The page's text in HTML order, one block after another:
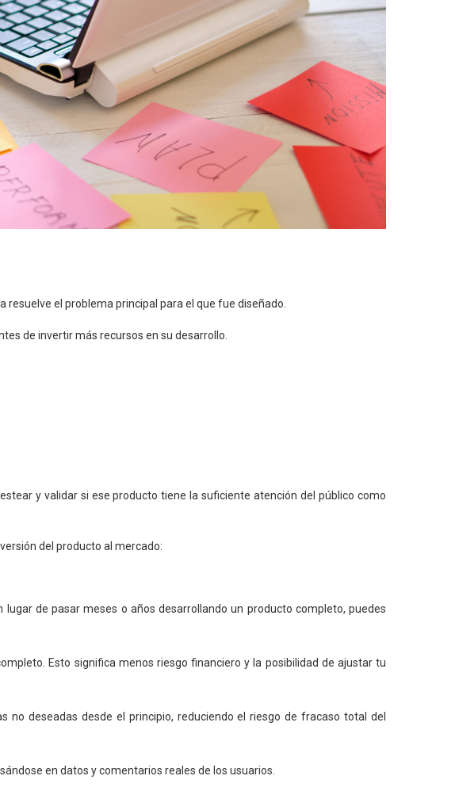
resuelve el problema principal para el que fue diseñado.
de invertir más recursos en su desarrollo.
y validar si ese producto tiene la suficiente atención del público como
del producto al mercado:
de pasar meses o años desarrollando un producto completo, puedes
Esto significa menos riesgo financiero y la posibilidad de ajustar tu
deseadas desde el principio, reduciendo el riesgo de fracaso total del
en datos y comentarios reales de los usuarios.